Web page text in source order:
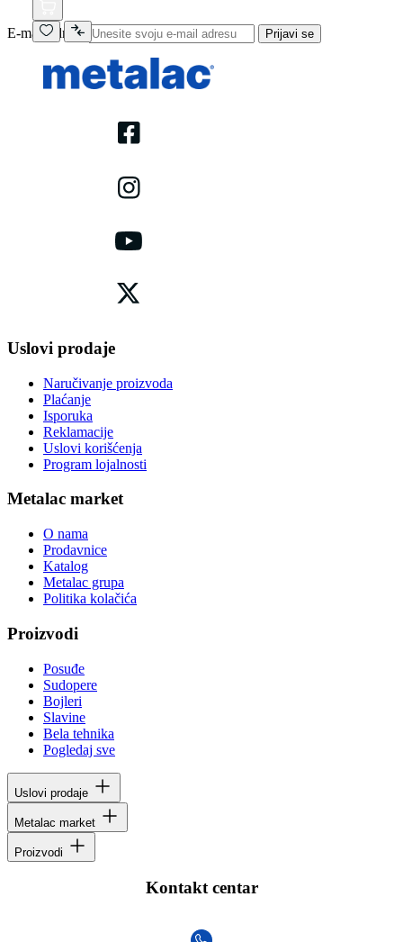
E-mail adresa Prijavi se
Uslovi prodaje
Naručivanje proizvoda
Plaćanje
Isporuka
Reklamacije
Uslovi korišćenja
Program lojalnosti
Metalac market
O nama
Prodavnice
Katalog
Metalac grupa
Politika kolačića
Proizvodi
Posuđe
Sudopere
Bojleri
Slavine
Bela tehnika
Pogledaj sve
Uslovi prodaje
Metalac market
Proizvodi
Kontakt centar